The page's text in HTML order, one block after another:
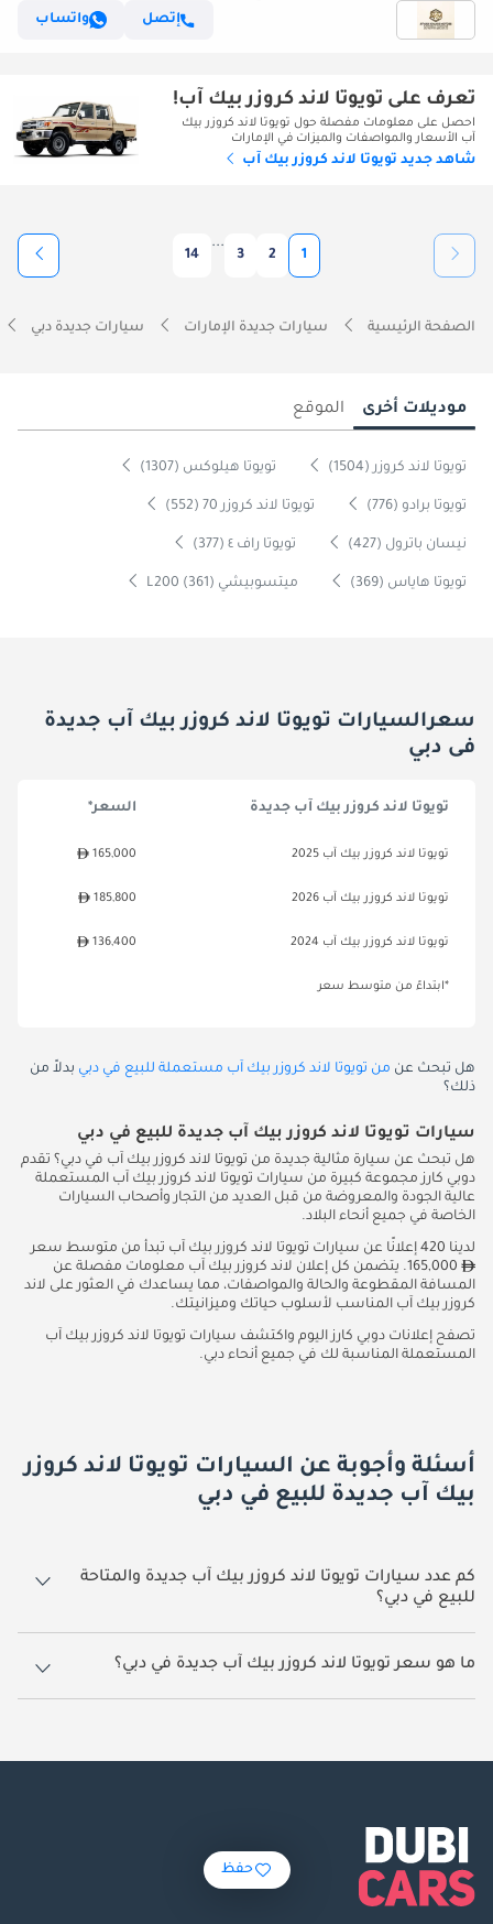
إتصل
واتساب
تعرف على تويوتا لاند كروزر بيك آب!
احصل على معلومات مفصلة حول تويوتا لاند كروزر بيك
آب الأسعار والمواصفات والميزات في الإمارات
شاهد جديد تويوتا لاند كروزر بيك آب
1
2
3
...
14
الصفحة الرئيسية سيارات جديدة الإمارات سيارات جديدة دبي
موديلات أخرى الموقع
تويوتا لاند كروزر (1504) تويوتا هيلوكس (1307)
تويوتا برادو (776) تويوتا لاند كروزر 70 (552)
نيسان باترول (427) تويوتا راف ٤ (377)
تويوتا هاياس (369) ميتسوبيشي L200 (361)
سعرالسيارات تويوتا لاند كروزر بيك آب جديدة
فى دبي
تويوتا لاند كروزر بيك آب جديدة السعر*
تويوتا لاند كروزر بيك آب 2025 165,000
تويوتا لاند كروزر بيك آب 2026 185,800
تويوتا لاند كروزر بيك آب 2024 136,400
*ابتداءً من متوسط سعر
هل تبحث عن من تويوتا لاند كروزر بيك آب مستعملة للبيع في دبي بدلاً من
ذلك؟
سيارات تويوتا لاند كروزر بيك آب جديدة للبيع في دبي
هل تبحث عن سيارة مثالية جديدة من تويوتا لاند كروزر بيك آب في دبي؟ تقدم
دوبي كارز مجموعة كبيرة من سيارات تويوتا لاند كروزر بيك آب المستعملة
عالية الجودة والمعروضة من قبل العديد من التجار وأصحاب السيارات
الخاصة في جميع أنحاء البلاد.
لدينا 420 إعلانًا عن سيارات تويوتا لاند كروزر بيك آب تبدأ من متوسط سعر
165,000. يتضمن كل إعلان لاند كروزر بيك آب معلومات مفصلة عن
المسافة المقطوعة والحالة والمواصفات، مما يساعدك في العثور على لاند
كروزر بيك آب المناسب لأسلوب حياتك وميزانيتك.
تصفح إعلانات دوبي كارز اليوم واكتشف سيارات تويوتا لاند كروزر بيك آب
المستعملة المناسبة لك في جميع أنحاء دبي.
أسئلة وأجوبة عن السيارات تويوتا لاند كروزر
بيك آب جديدة للبيع في دبي
كم عدد سيارات تويوتا لاند كروزر بيك آب جديدة والمتاحة
للبيع في دبي؟
420 سيارة تويوتا لاند كروزر بيك آب جديدة متوفرة للبيع في دبي.
ما هو سعر تويوتا لاند كروزر بيك آب جديدة في دبي؟
يبدأ سعر سيارة تويوتا لاند كروزر بيك آب جديدة في دبي 165,000.
حفظ